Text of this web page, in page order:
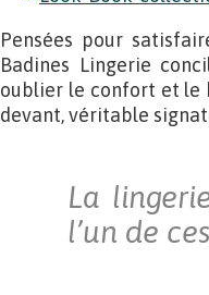
Pensées pour
Badines Lingerie
oublier le confort et le
devant, véritable
La
l’un de